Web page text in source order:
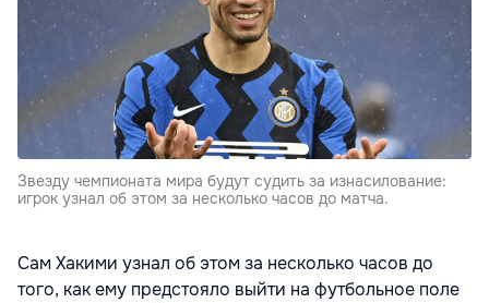
Звезду чемпионата мира будут судить за изнасилование:
игрок узнал об этом за несколько часов до матча.
Сам Хакими узнал об этом за несколько часов до
того, как ему предстояло выйти на футбольное поле